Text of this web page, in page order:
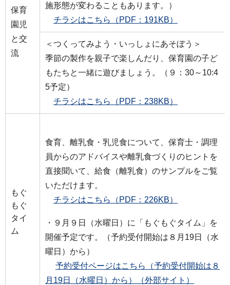
保育
園児
と交
流
施形態が変わることもあります。）
チラシはこちら（PDF：191KB）
＜つくってみよう・いっしょにあそぼう＞
季節の製作を親子で楽しんだり、保育園の子ど
もたちと一緒に遊びましょう。（９：30～10:4
5予定）
チラシはこちら（PDF：238KB）
もぐ
もぐ
タイ
ム
食育、離乳食・乳児食について、保育士・調理
員からのアドバイスや離乳⾷づくりのヒントを
直接聞いて、給食（離乳食）のサンプルをご覧
いただけます。
チラシはこちら（PDF：226KB）
・９月９日（水曜日）に「もぐもぐタイム」を
開催予定です。（予約受付開始は８月19日（水
曜日）から）
予約受付ページはこちら（予約受付開始は８
月19日（水曜日）から）（外部サイト）